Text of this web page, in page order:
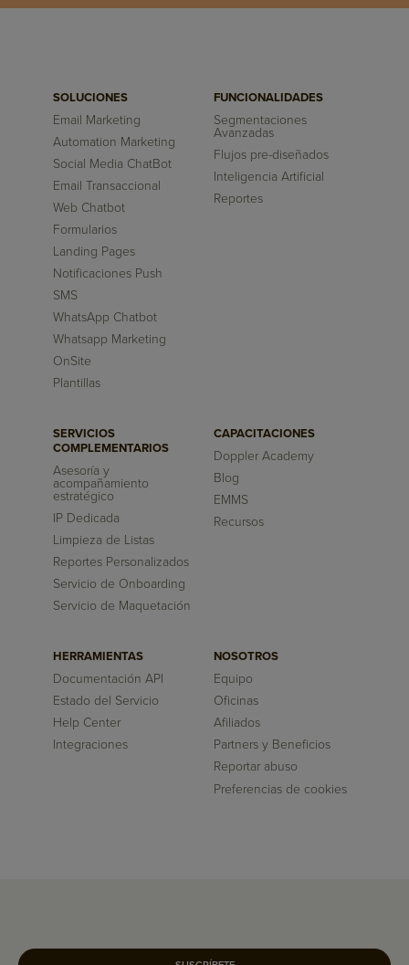
SOLUCIONES
Email Marketing
Automation Marketing
Social Media ChatBot
Email Transaccional
Web Chatbot
Formularios
Landing Pages
Notificaciones Push
SMS
WhatsApp Chatbot
Whatsapp Marketing
OnSite
Plantillas
FUNCIONALIDADES
Segmentaciones
Avanzadas
Flujos pre-diseñados
Inteligencia Artificial
Reportes
SERVICIOS
COMPLEMENTARIOS
Asesoría y
acompañamiento
estratégico
IP Dedicada
Limpieza de Listas
Reportes Personalizados
Servicio de Onboarding
Servicio de Maquetación
CAPACITACIONES
Doppler Academy
Blog
EMMS
Recursos
HERRAMIENTAS
Documentación API
Estado del Servicio
Help Center
Integraciones
NOSOTROS
Equipo
Oficinas
Afiliados
Partners y Beneficios
Reportar abuso
Preferencias de cookies